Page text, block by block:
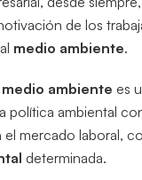
de los
medio ambiente.
medio ambiente es
ambiental
mercado laboral,
determinada.